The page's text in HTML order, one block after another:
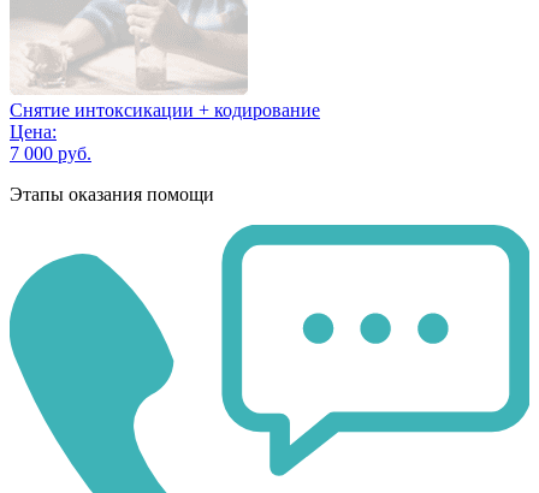
Снятие интоксикации + кодирование
Цена:
7 000 руб.
Этапы оказания помощи